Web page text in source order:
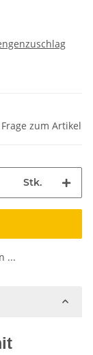
Frage zum Artikel
Stk.
...